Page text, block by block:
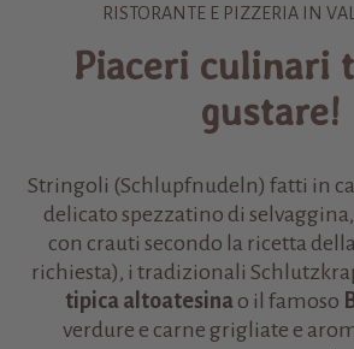
RISTORANTE E PIZZERIA IN
Piaceri culinari
gustare!
Stringoli (Schlupfnudeln) fatti in
delicato spezzatino di
con crauti secondo la ricetta
richiesta), i tradizionali
tipica altoatesinao il famoso
verdure e carne grigliate e